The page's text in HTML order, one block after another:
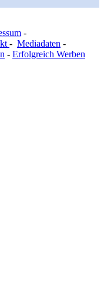
-
- Mediadaten -
- Erfolgreich Werben